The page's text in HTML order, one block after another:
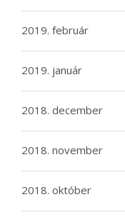
2019. február
2019. január
2018. december
2018. november
2018. október